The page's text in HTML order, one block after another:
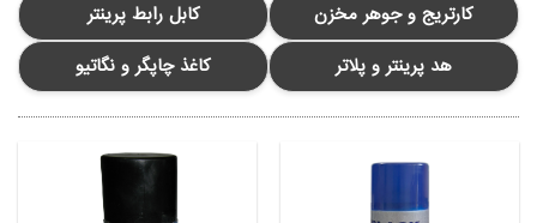
کابل رابط پرینتر
کارتریج و جوهر مخزن
کاغذ چاپگر و نگاتیو
هد پرینتر و پلاتر